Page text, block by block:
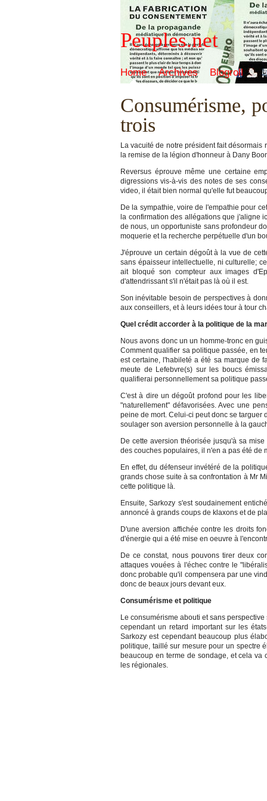
Peuples.net
Home Archives Blogroll
Consumérisme,
trois
La vacuité de notre président fait
la remise de la légion d'honneur à Dany
Reversus éprouve même une certaine
digressions vis-à-vis des notes de ses
video, il était bien normal qu'elle fut
De la sympathie, voire de l'empathie pour
la confirmation des allégations que j'aligne
de nous, un opportuniste sans profondeur
moquerie et la recherche perpétuelle d'un
J'éprouve un certain dégoût à la vue de
sans épaisseur intellectuelle, ni culturelle;
ait bloqué son compteur aux images
d'attendrissant s'il n'était pas là où il est.
Son inévitable besoin de perspectives à
aux conseillers, et à leurs idées tour à tour
Quel crédit accorder à la politique de la
Nous avons donc un un homme-tronc en
Comment qualifier sa politique passée, en
est certaine, l'habileté a été sa marque de
meute de Lefebvre(s) sur les boucs
qualifierai personnellement sa politique
C'est à dire un dégoût profond pour les
"naturellement" défavorisées. Avec une
peine de mort. Celui-ci peut donc se
soulager son aversion personnelle à la
De cette aversion théorisée jusqu'à sa
des couches populaires, il n'en a pas été
En effet, du défenseur invétéré de la
grands chose suite à sa confrontation à Mr
cette politique là.
Ensuite, Sarkozy s'est soudainement
annoncé à grands coups de klaxons et de
D'une aversion affichée contre les droits
d'énergie qui a été mise en oeuvre à
De ce constat, nous pouvons tirer deux
attaques vouées à l'échec contre le
donc probable qu'il compensera par une
donc de beaux jours devant eux.
Consumérisme et politique
Le consumérisme abouti et sans
cependant un retard important sur les
Sarkozy est cependant beaucoup plus
politique, taillé sur mesure pour un spectre
beaucoup en terme de sondage, et cela
les régionales.